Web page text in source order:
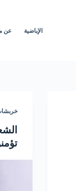
الإباضية عن